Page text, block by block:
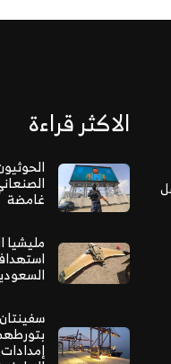
الاكثر قراءة
غامضة
مليشيا